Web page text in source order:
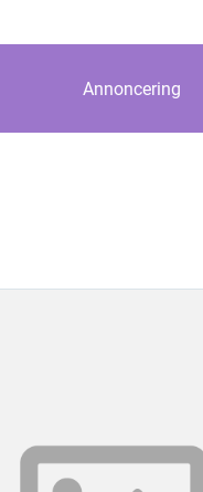
Annoncering